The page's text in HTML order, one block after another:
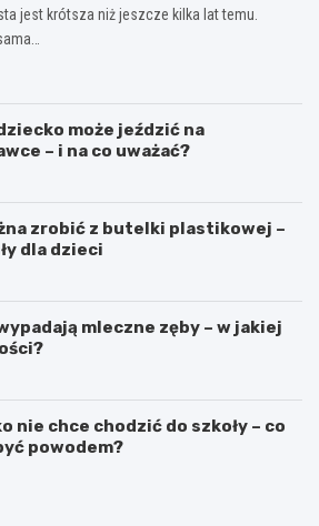
jest krótsza niż jeszcze kilka lat temu.
może jeździć na
– i na co uważać?
zrobić z butelki plastikowej –
dla dzieci
mleczne zęby – w jakiej
nie chce chodzić do szkoły – co
powodem?